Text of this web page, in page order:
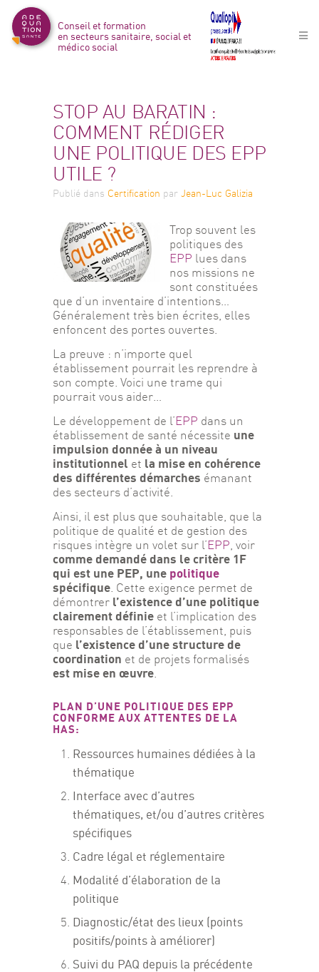
Conseil et formation
en secteurs sanitaire, social et
médico social
STOP AU BARATIN :
COMMENT RÉDIGER
UNE POLITIQUE DES EPP
UTILE ?
Publié dans Certification par Jean-Luc Galizia
Trop souvent les
politiques des
EPP lues dans
nos missions ne
sont constituées
que d’un inventaire d’intentions…
Généralement très bien écrites, elles
enfoncent des portes ouvertes.
La preuve : n’importe quel
établissement pourrait les reprendre à
son compte. Voici une trame qui
pourrait vous aider…
Le développement de l’EPP dans un
établissement de santé nécessite une
impulsion donnée à un niveau
institutionnel et la mise en cohérence
des différentes démarches émanant
des secteurs d’activité.
Ainsi, il est plus que souhaitable, que la
politique de qualité et de gestion des
risques intègre un volet sur l’EPP, voir
comme demandé dans le critère 1F
qui est une PEP, une politique
spécifique. Cette exigence permet de
démontrer l’existence d’une politique
clairement définie et l’implication des
responsables de l’établissement, puis
que l’existence d’une structure de
coordination et de projets formalisés
est mise en œuvre.
PLAN D’UNE POLITIQUE DES EPP
CONFORME AUX ATTENTES DE LA
HAS:
Ressources humaines dédiées à la
thématique
Interface avec d’autres
thématiques, et/ou d’autres critères
spécifiques
Cadre légal et réglementaire
Modalité d’élaboration de la
politique
Diagnostic/état des lieux (points
positifs/points à améliorer)
Suivi du PAQ depuis la précédente